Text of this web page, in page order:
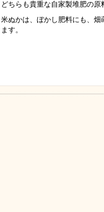
どちらも貴重な自家製堆肥の原
米ぬかは、ぼかし肥料にも、畑
ます。